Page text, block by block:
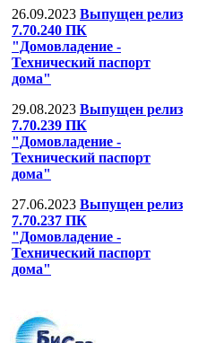
26.09.2023 Выпущен релиз
7.70.240 ПК
"Домовладение -
Технический паспорт
дома"
29.08.2023 Выпущен релиз
7.70.239 ПК
"Домовладение -
Технический паспорт
дома"
27.06.2023 Выпущен релиз
7.70.237 ПК
"Домовладение -
Технический паспорт
дома"